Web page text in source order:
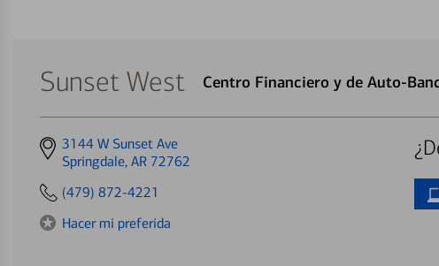
Sunset West Centro Financiero y de Auto-
Get
directions
3144 W Sunset Ave
Springdale, AR 72762
(479) 872-4221
Hacer mi preferida